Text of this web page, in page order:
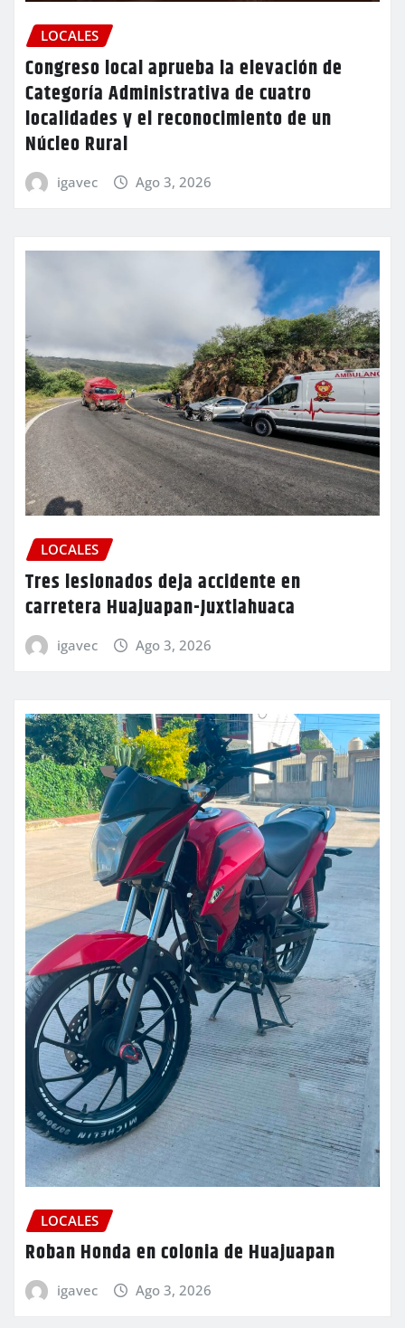
LOCALES
Congreso local aprueba la elevación de
Categoría Administrativa de cuatro
localidades y el reconocimiento de un
Núcleo Rural
igavec Ago 3, 2026
LOCALES
Tres lesionados deja accidente en
carretera Huajuapan-Juxtlahuaca
igavec Ago 3, 2026
LOCALES
Roban Honda en colonia de Huajuapan
igavec Ago 3, 2026